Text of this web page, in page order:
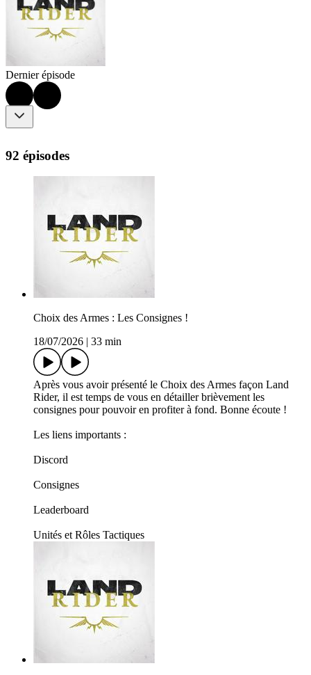
Dernier épisode
92 épisodes
Choix des Armes : Les Consignes !
18/07/2026
33 min
Après vous avoir présenté le Choix des Armes façon Land
Rider, il est temps de vous en détailler brièvement les
consignes pour pouvoir en profiter à fond. Bonne écoute !
Les liens importants :
Discord
Consignes
Leaderboard
Unités et Rôles Tactiques